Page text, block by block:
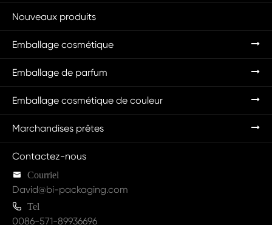
Nouveaux produits
Emballage cosmétique
Emballage de parfum
Emballage cosmétique de couleur
Marchandises prêtes
Contactez-nous
 Courriel
David@bi-packaging.com
 Tel
0086-571-89936696